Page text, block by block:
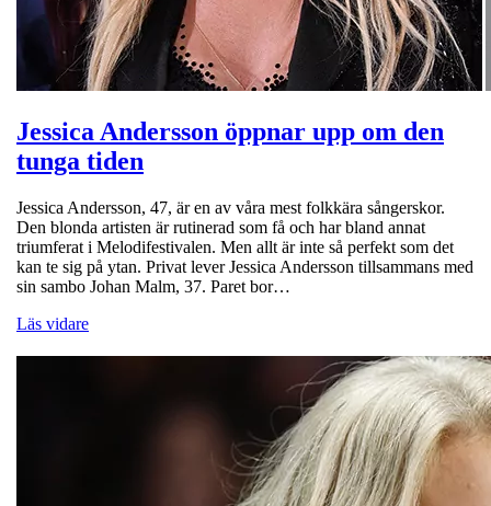
Jessica Andersson öppnar upp om den
tunga tiden
Jessica Andersson, 47, är en av våra mest folkkära sångerskor.
Den blonda artisten är rutinerad som få och har bland annat
triumferat i Melodifestivalen. Men allt är inte så perfekt som det
kan te sig på ytan. Privat lever Jessica Andersson tillsammans med
sin sambo Johan Malm, 37. Paret bor…
Läs vidare